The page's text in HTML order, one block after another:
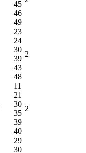
45
46
49
23
24
30
39
43
48
2
11
21
30
35
39
40
2
29
30